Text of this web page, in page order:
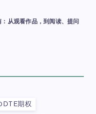
从观看作品，到阅读、提问
期权